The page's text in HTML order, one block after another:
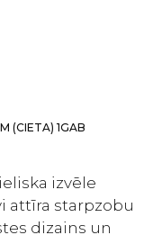
(CIETA) 1GAB
izvēle
attīra starpzobu
dizains un